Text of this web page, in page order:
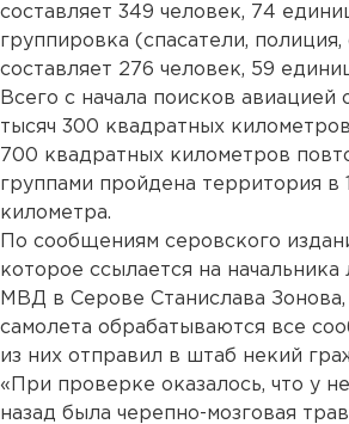
составляет 349 человек, 74
группировка (спасатели,
составляет 276 человек, 59
Всего с начала поисков авиацией
тысяч 300 квадратных
700 квадратных километров
группами пройдена территория в
километра.
По сообщениям серовского
которое ссылается на начальника
МВД в Серове Станислава
самолета обрабатываются все
из них отправил в штаб некий
«При проверке оказалось, что у
назад была черепно-мозговая